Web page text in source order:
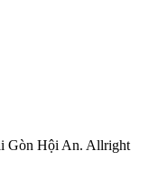
Gòn Hội An. Allright